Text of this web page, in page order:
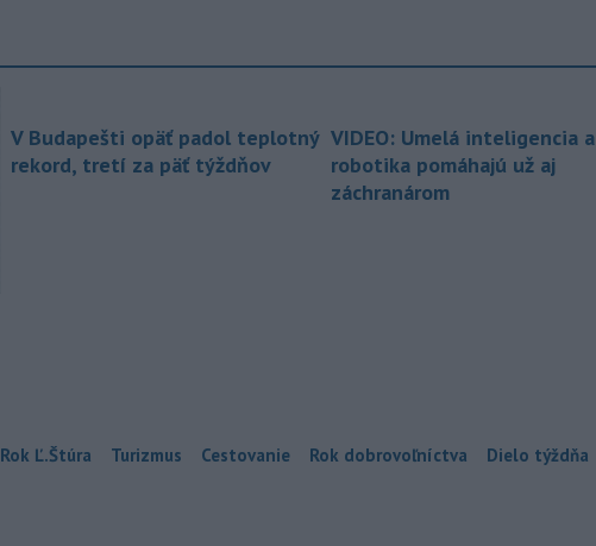
V Budapešti opäť padol teplotný
rekord, tretí za päť týždňov
VIDEO: Umelá inteligencia a
robotika pomáhajú už aj
záchranárom
Rok Ľ.Štúra Turizmus Cestovanie Rok dobrovoľníctva Dielo týždňa